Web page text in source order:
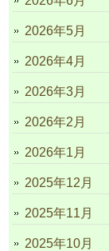
2026年5月
2026年4月
2026年3月
2026年2月
2026年1月
2025年12月
2025年11月
2025年10月